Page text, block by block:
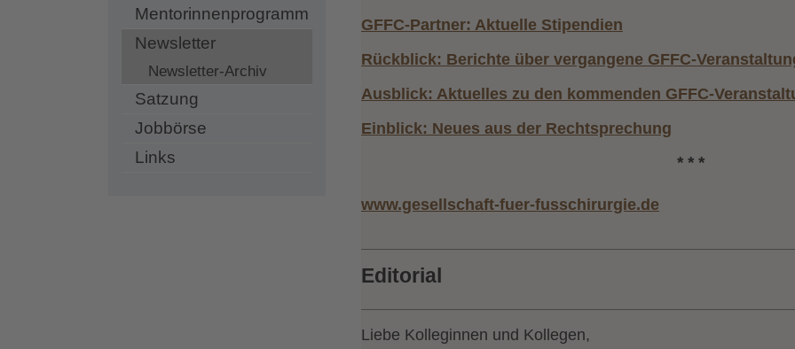
GFFC-Partner: Aktuelle Stipendien
Rückblick: Berichte über vergangene GFFC-
Ausblick: Aktuelles zu den kommenden GFFC-
Einblick: Neues aus der Rechtsprechung
* * *
www.gesellschaft-fuer-fusschirurgie.de
Editorial
Liebe Kolleginnen und Kollegen,
Mentorinnenprogramm
Newsletter
Newsletter-Archiv
Satzung
Jobbörse
Links